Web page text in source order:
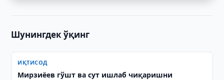
Шунингдек ўқинг
ИҚТИСОД
Мирзиёев гўшт ва сут ишлаб чиқаришни